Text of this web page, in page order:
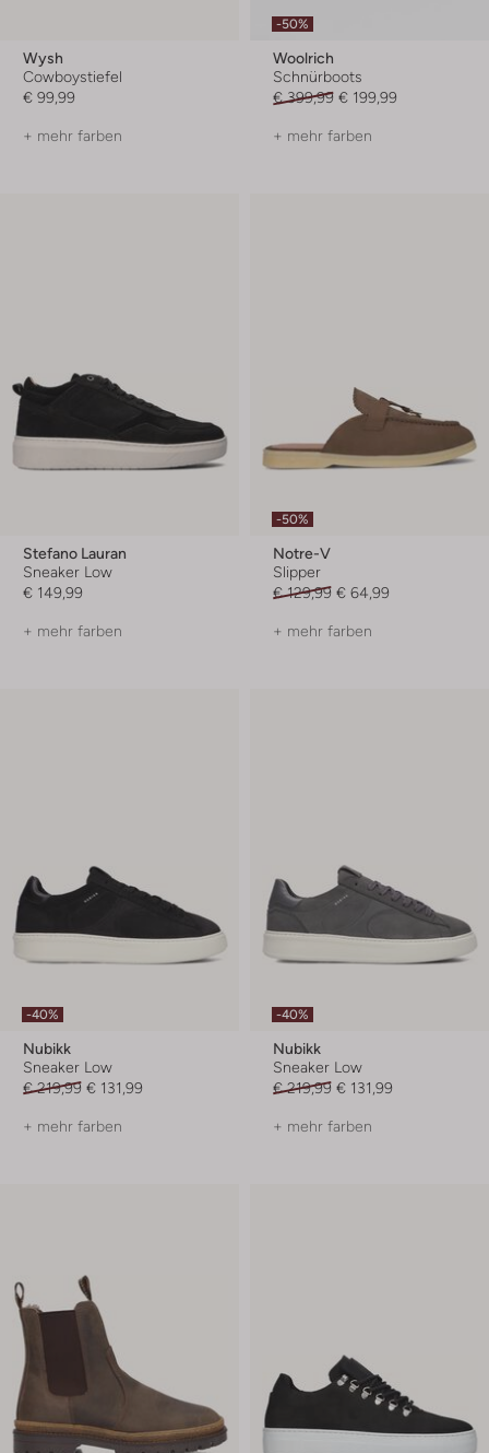
Wysh
Cowboystiefel
€ 99,99
+ mehr farben
-50%
Woolrich
Schnürboots
€ 399,99 € 199,99
+ mehr farben
Stefano Lauran
Sneaker Low
€ 149,99
+ mehr farben
-50%
Notre-V
Slipper
€ 129,99 € 64,99
+ mehr farben
-40%
Nubikk
Sneaker Low
€ 219,99 € 131,99
+ mehr farben
-40%
Nubikk
Sneaker Low
€ 219,99 € 131,99
+ mehr farben